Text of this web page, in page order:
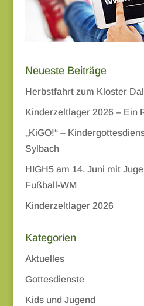
Neueste Beiträge
Herbstfahrt zum Kloster
Kinderzeltlager 2026 – Ein
„KiGO!“ –
Sylbach
HIGH5 am 14. Juni mit
Fußball-WM
Kinderzeltlager 2026
Kategorien
Aktuelles
Gottesdienste
Kids und Jugend